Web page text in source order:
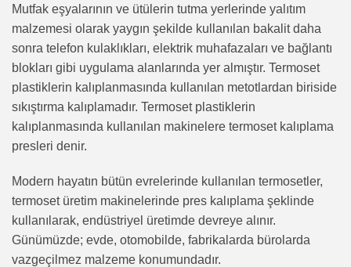
Mutfak eşyalarının ve ütülerin tutma yerlerinde yalıtım
malzemesi olarak yaygın şekilde kullanılan bakalit daha
sonra telefon kulaklıkları, elektrik muhafazaları ve bağlantı
blokları gibi uygulama alanlarında yer almıştır. Termoset
plastiklerin kalıplanmasında kullanılan metotlardan biriside
sıkıştırma kalıplamadır. Termoset plastiklerin
kalıplanmasında kullanılan makinelere termoset kalıplama
presleri denir.
Modern hayatın bütün evrelerinde kullanılan termosetler,
termoset üretim makinelerinde pres kalıplama şeklinde
kullanılarak, endüstriyel üretimde devreye alınır.
Günümüzde; evde, otomobilde, fabrikalarda bürolarda
vazgeçilmez malzeme konumundadır.